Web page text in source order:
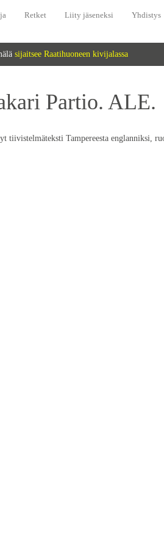
Retket Liity jäseneksi Yhdistys
sijaitsee Raatihuoneen kivijalassa
Partio. ALE.
Tampereesta englanniksi,